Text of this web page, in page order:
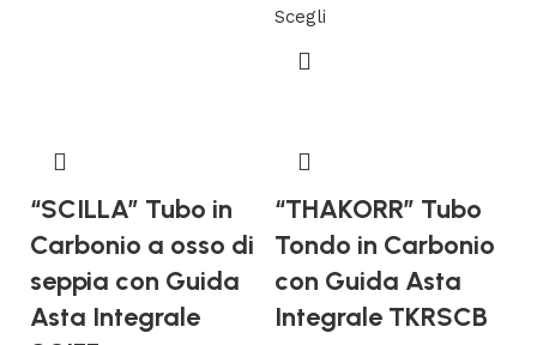
Scegli
“SCILLA” Tubo in
Carbonio a osso di
seppia con Guida
Asta Integrale
“THAKORR” Tubo
Tondo in Carbonio
con Guida Asta
Integrale TKRSCB